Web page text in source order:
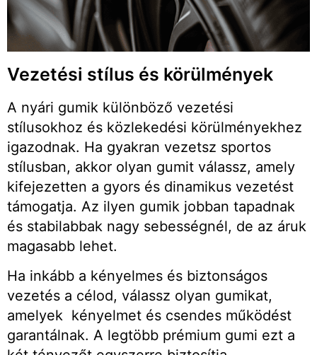
Vezetési stílus és körülmények
A nyári gumik különböző vezetési
stílusokhoz és közlekedési körülményekhez
igazodnak. Ha gyakran vezetsz sportos
stílusban, akkor olyan gumit válassz, amely
kifejezetten a gyors és dinamikus vezetést
támogatja. Az ilyen gumik jobban tapadnak
és stabilabbak nagy sebességnél, de az áruk
magasabb lehet.
Ha inkább a kényelmes és biztonságos
vezetés a célod, válassz olyan gumikat,
amelyek kényelmet és csendes működést
garantálnak. A legtöbb prémium gumi ezt a